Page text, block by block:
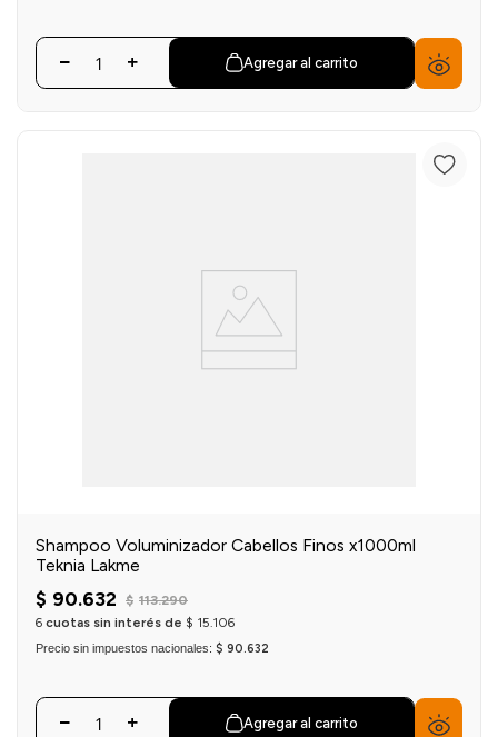
Agregar al carrito
Shampoo Voluminizador Cabellos Finos x1000ml
Teknia Lakme
$ 90.632 $ 113.290
6 cuotas sin interés de $ 15.106
Precio sin impuestos nacionales: $ 90.632
Agregar al carrito